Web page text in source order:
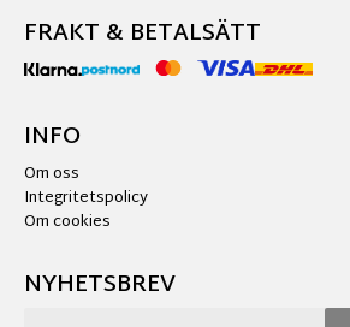
FRAKT & BETALSÄTT
INFO
Om oss
Integritetspolicy
Om cookies
NYHETSBREV